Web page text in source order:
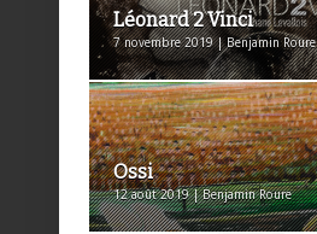
Léonard 2 Vinci
7 novembre 2019 | Benjamin Roure
Ossi
12 août 2019 | Benjamin Roure